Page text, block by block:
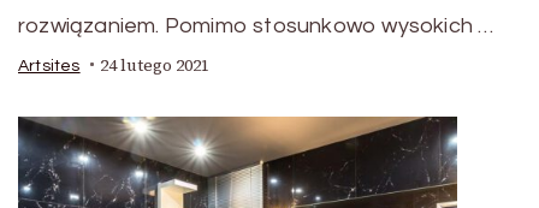
rozwiązaniem. Pomimo stosunkowo wysokich …
Artsites 24 lutego 2021